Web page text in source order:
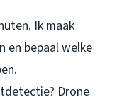
Ik maak
en bepaal welke
Drone